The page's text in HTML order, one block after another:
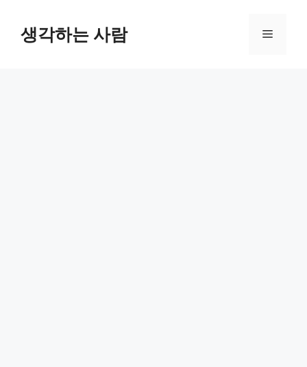
content생각하는 사람 Menu